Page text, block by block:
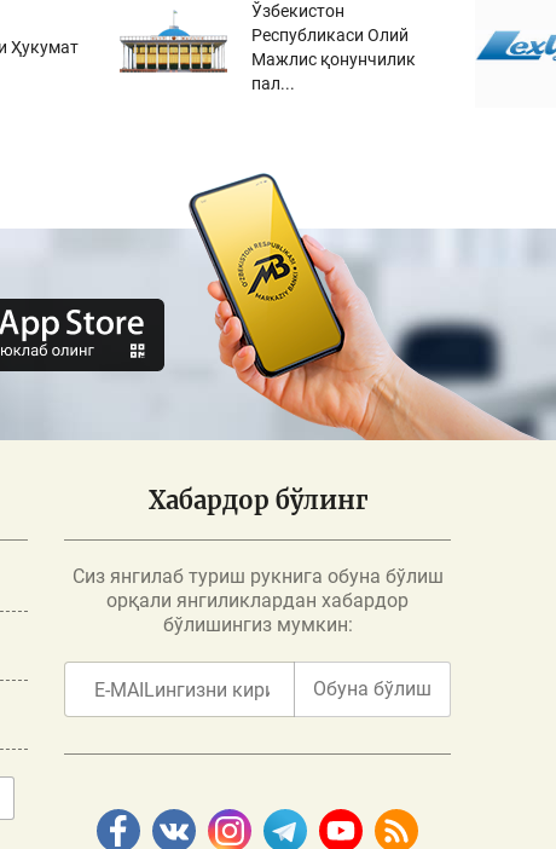
Ҳукумат
Ўзбекистон
Республикаси Олий
Мажлис қонунчилик
пал...
Хабардор бўлинг
Сиз янгилаб туриш рукнига обуна бўлиш
орқали янгиликлардан хабардор
бўлишингиз мумкин:
Обуна бўлиш